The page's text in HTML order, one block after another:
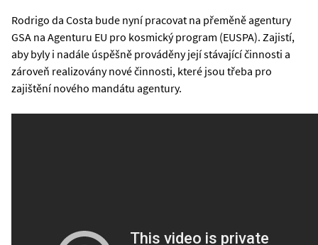
Rodrigo da Costa bude nyní pracovat na přeměně agentury
GSA na Agenturu EU pro kosmický program (EUSPA). Zajistí,
aby byly i nadále úspěšně prováděny její stávající činnosti a
zároveň realizovány nové činnosti, které jsou třeba pro
zajištění nového mandátu agentury.